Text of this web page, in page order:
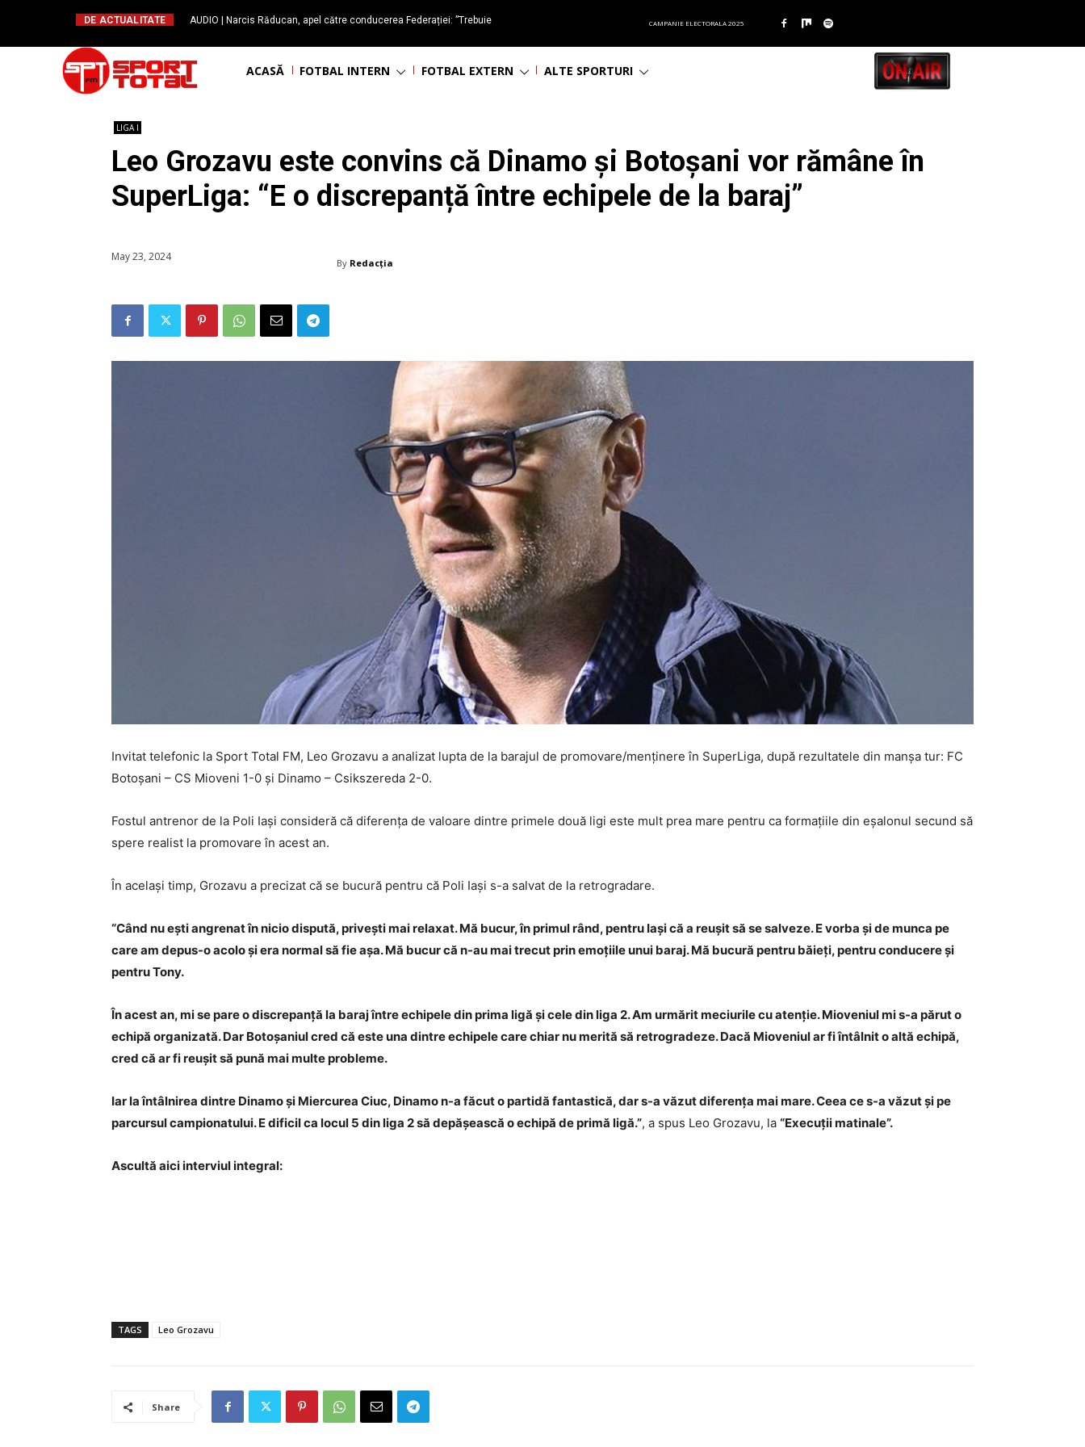
DE ACTUALITATE
AUDIO | Narcis Răducan, apel către conducerea Federației: ”Trebuie
CAMPANIE ELECTORALA 2025
ACASĂ FOTBAL INTERN FOTBAL EXTERN ALTE SPORTURI
LIGA I
Leo Grozavu este convins că Dinamo și Botoșani vor rămâne în
SuperLiga: “E o discrepanță între echipele de la baraj”
May 23, 2024 By Redacția
Invitat telefonic la Sport Total FM, Leo Grozavu a analizat lupta de la barajul de promovare/menținere în SuperLiga, după rezultatele din manșa tur: FC
Botoșani – CS Mioveni 1-0 și Dinamo – Csikszereda 2-0.
Fostul antrenor de la Poli Iași consideră că diferența de valoare dintre primele două ligi este mult prea mare pentru ca formațiile din eșalonul secund să
spere realist la promovare în acest an.
În același timp, Grozavu a precizat că se bucură pentru că Poli Iași s-a salvat de la retrogradare.
“Când nu ești angrenat în nicio dispută, privești mai relaxat. Mă bucur, în primul rând, pentru Iași că a reușit să se salveze. E vorba și de munca pe
care am depus-o acolo și era normal să fie așa. Mă bucur că n-au mai trecut prin emoțiile unui baraj. Mă bucură pentru băieți, pentru conducere și
pentru Tony.
În acest an, mi se pare o discrepanță la baraj între echipele din prima ligă și cele din liga 2. Am urmărit meciurile cu atenție. Mioveniul mi s-a părut o
echipă organizată. Dar Botoșaniul cred că este una dintre echipele care chiar nu merită să retrogradeze. Dacă Mioveniul ar fi întâlnit o altă echipă,
cred că ar fi reușit să pună mai multe probleme.
Iar la întâlnirea dintre Dinamo și Miercurea Ciuc, Dinamo n-a făcut o partidă fantastică, dar s-a văzut diferența mai mare. Ceea ce s-a văzut și pe
parcursul campionatului. E dificil ca locul 5 din liga 2 să depășească o echipă de primă ligă.”, a spus Leo Grozavu, la “Execuții matinale”.
Ascultă aici interviul integral:
TAGS Leo Grozavu
Share